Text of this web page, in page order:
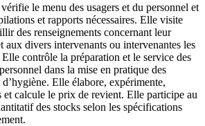
le menu des usagers et du personnel et
et rapports nécessaires. Elle visite
des renseignements concernant leur
aux divers intervenants ou intervenantes les
contrôle la préparation et le service des
dans la mise en pratique des
Elle élabore, expérimente,
et calcule le prix de revient. Elle participe au
des stocks selon les spécifications